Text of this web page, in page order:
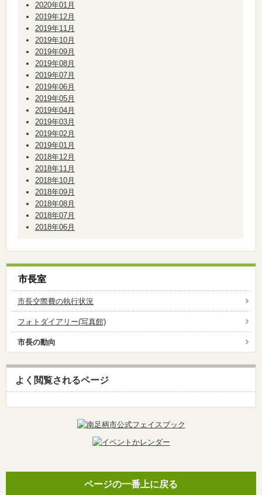
2020年01月
2019年12月
2019年11月
2019年10月
2019年09月
2019年08月
2019年07月
2019年06月
2019年05月
2019年04月
2019年03月
2019年02月
2019年01月
2018年12月
2018年11月
2018年10月
2018年09月
2018年08月
2018年07月
2018年06月
市長室
市長交際費の執行状況
フォトダイアリー(写真館)
市長の動向
よく閲覧されるページ
ページの一番上に戻る